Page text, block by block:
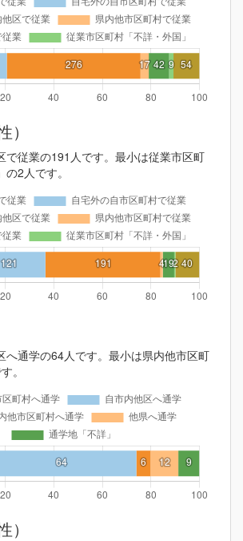
で従業の191人です。最小は従業市区町
2人です。
へ通学の64人です。最小は県内他市区町
。